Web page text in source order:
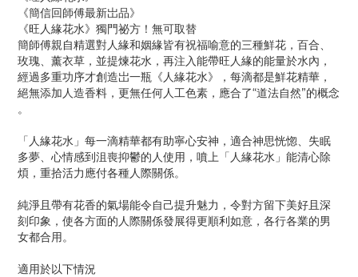
《簡信回師傅最新岀品》
《旺人緣花水》獨門祕方！無可取替
簡師傅親自精選對人緣和姻緣皆有祝福喻意的三種鮮花，百合、
玫瑰、薰衣草，並提煉花水，再注入能帶旺人緣的能量於水內，
經過多重功序才創造岀一瓶《人緣花水》，每滴都是鮮花精華，
絕無添加人造香料，更無任何人工色素，應合了“道法自然”的概念
。
「人緣花水」每一滴精華都有助寧心安神，適合神思恍惚、失眠
多夢、心情感到沮喪抑鬱的人使用，噴上「人緣花水」能清心除
煩，重拾活力應付各種人際關係。
純淨且帶有花香的氣場能令自己提升魅力，令對方留下美好且深
刻印象，使各方面的人際關係發展得更順利如意，各行各業的男
女都合用。
適用於以下情況